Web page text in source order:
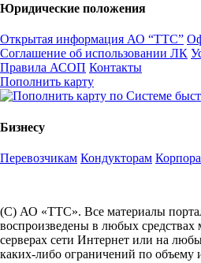
Юридические положения
Открытая информация АО “ТТС”
Соглашение об использовании ЛК
Правила АСОП Контакты
Пополнить карту
Бизнесу
Перевозчикам Кондукторам
(С) АО «ТТС». Все материалы
воспроизведены в любых
серверах сети Интернет или на
каких-либо ограничений по объему